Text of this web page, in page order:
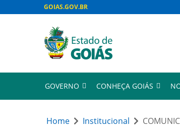
GOIAS.GOV.BR
GOVERNO CONHEÇA GOIÁS
Home Institucional